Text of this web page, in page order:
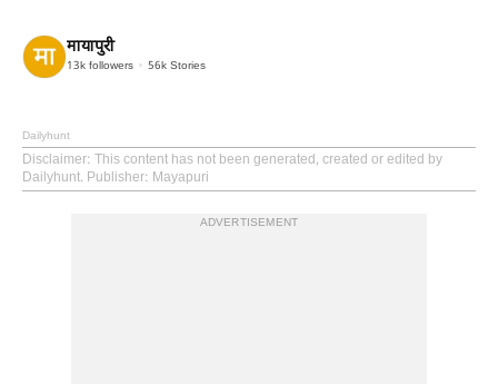
मायापुरी
13k followers 56k Stories
Dailyhunt
Disclaimer: This content has not been generated, created or edited by
Dailyhunt. Publisher: Mayapuri
ADVERTISEMENT